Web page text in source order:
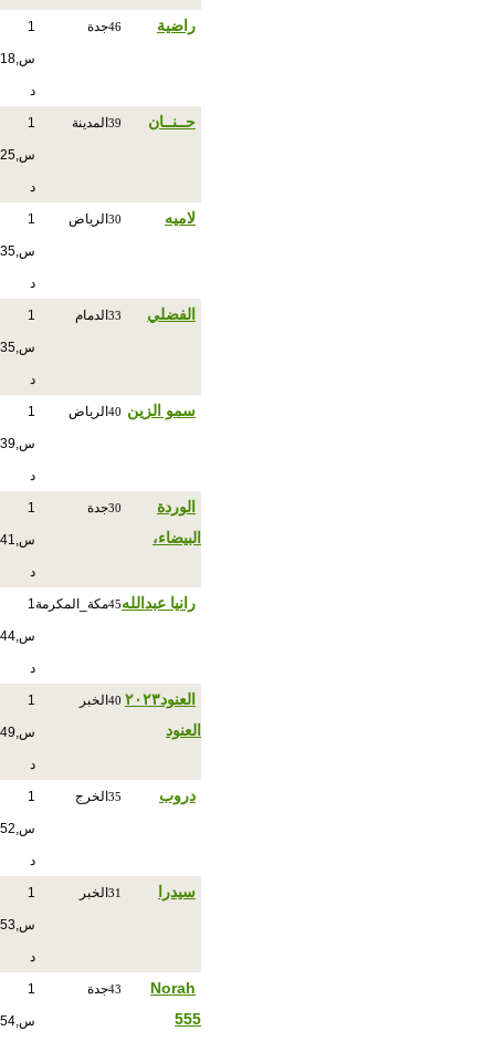
راضية 46جدة 1
س,18
د
حــنــان 39 المدينة 1
س,25
د
لاميه 30 الرياض 1
س,35
د
الفضلي 33 الدمام 1
س,35
د
سمو الزين 40 الرياض 1
س,39
د
الوردة
البيضاء،
30جدة 1
س,41
د
رانيا عبدالله45مكة_المكرمة1
س,44
د
العنود٢٠٢٣
العنود
40 الخبر 1
س,49
د
دروب 35 الخرج 1
س,52
د
سيدرا 31 الخبر 1
س,53
د
Norah
555
43جدة 1
س,54